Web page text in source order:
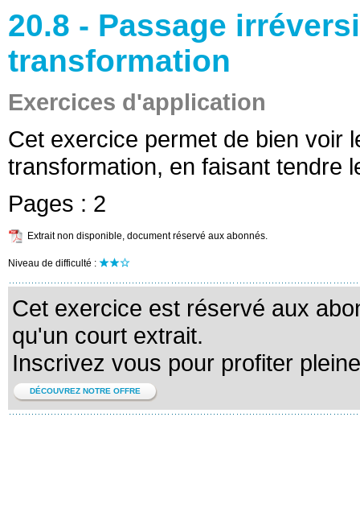
20.8 - Passage
transformation
Exercices d'application
Cet exercice permet de bien voir
transformation, en faisant tendre
Pages : 2
Extrait non disponible, document réservé aux abonnés.
Niveau de difficulté :
Cet exercice est réservé aux
qu'un court extrait.
Inscrivez vous pour profiter
DÉCOUVREZ NOTRE OFFRE